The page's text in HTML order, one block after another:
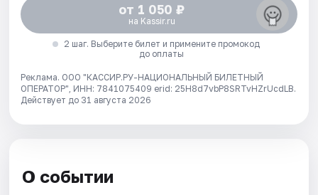
от 1 050 ₽
на Kassir.ru
2 шаг. Выберите билет и примените промокод
до оплаты
Реклама. ООО "КАССИР.РУ-НАЦИОНАЛЬНЫЙ БИЛЕТНЫЙ
ОПЕРАТОР", ИНН: 7841075409 erid: 25H8d7vbP8SRTvHZrUcdLB.
Действует до 31 августа 2026
О событии